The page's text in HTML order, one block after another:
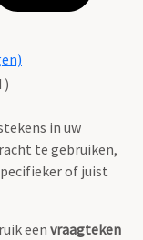
)
in uw
te gebruiken,
of juist
eenvraagteken